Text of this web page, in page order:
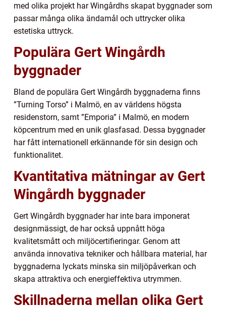
med olika projekt har Wingårdhs skapat byggnader som
passar många olika ändamål och uttrycker olika
estetiska uttryck.
Populära Gert Wingårdh
byggnader
Bland de populära Gert Wingårdh byggnaderna finns
”Turning Torso” i Malmö, en av världens högsta
residenstorn, samt ”Emporia” i Malmö, en modern
köpcentrum med en unik glasfasad. Dessa byggnader
har fått internationell erkännande för sin design och
funktionalitet.
Kvantitativa mätningar av Gert
Wingårdh byggnader
Gert Wingårdh byggnader har inte bara imponerat
designmässigt, de har också uppnått höga
kvalitetsmått och miljöcertifieringar. Genom att
använda innovativa tekniker och hållbara material, har
byggnaderna lyckats minska sin miljöpåverkan och
skapa attraktiva och energieffektiva utrymmen.
Skillnaderna mellan olika Gert